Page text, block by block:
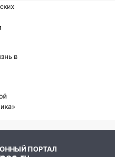
6 августа
девятую
самые
масло
в
выросли надои
области до конца
родников
с начала года
в
ПОРТАЛ